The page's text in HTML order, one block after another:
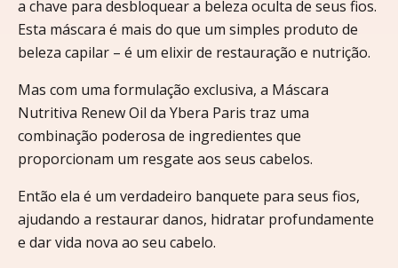
a chave para desbloquear a beleza oculta de seus fios.
Esta máscara é mais do que um simples produto de
beleza capilar – é um elixir de restauração e nutrição.
Mas com uma formulação exclusiva, a Máscara
Nutritiva Renew Oil da Ybera Paris traz uma
combinação poderosa de ingredientes que
proporcionam um resgate aos seus cabelos.
Então ela é um verdadeiro banquete para seus fios,
ajudando a restaurar danos, hidratar profundamente
e dar vida nova ao seu cabelo.